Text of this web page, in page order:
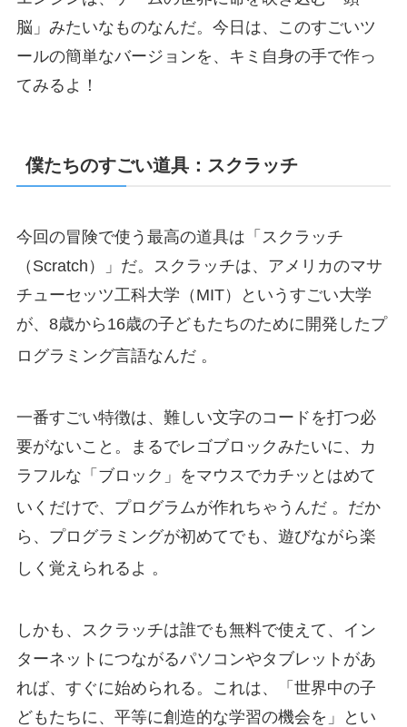
脳」みたいなものなんだ。今日は、このすごいツ
ールの簡単なバージョンを、キミ自身の手で作っ
てみるよ！
僕たちのすごい道具：スクラッチ
今回の冒険で使う最高の道具は「スクラッチ
（Scratch）」だ。スクラッチは、アメリカのマサ
チューセッツ工科大学（MIT）というすごい大学
が、8歳から16歳の子どもたちのために開発したプ
ログラミング言語なんだ 。
一番すごい特徴は、難しい文字のコードを打つ必
要がないこと。まるでレゴブロックみたいに、カ
ラフルな「ブロック」をマウスでカチッとはめて
いくだけで、プログラムが作れちゃうんだ 。だか
ら、プログラミングが初めてでも、遊びながら楽
しく覚えられるよ 。
しかも、スクラッチは誰でも無料で使えて、イン
ターネットにつながるパソコンやタブレットがあ
れば、すぐに始められる。これは、「世界中の子
どもたちに、平等に創造的な学習の機会を」とい